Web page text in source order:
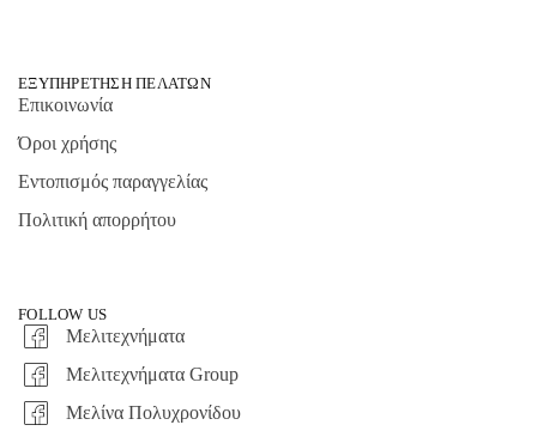
ΕΞΥΠΗΡΕΤΗΣΗ ΠΕΛΑΤΩΝ
Επικοινωνία
Όροι χρήσης
Εντοπισμός παραγγελίας
Πολιτική απορρήτου
FOLLOW US
Μελιτεχνήματα
Μελιτεχνήματα Group
Μελίνα Πολυχρονίδου